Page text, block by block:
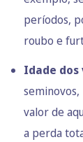
períodos,
roubo e
Idade dos
valor de
a perda